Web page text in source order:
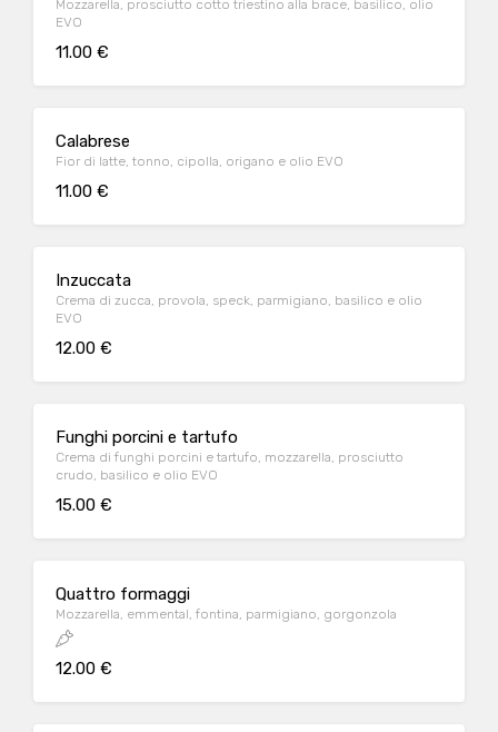
Mozzarella, prosciutto cotto triestino alla brace, basilico, olio
EVO
11.00 €
Calabrese
Fior di latte, tonno, cipolla, origano e olio EVO
11.00 €
Inzuccata
Crema di zucca, provola, speck, parmigiano, basilico e olio
EVO
12.00 €
Funghi porcini e tartufo
Crema di funghi porcini e tartufo, mozzarella, prosciutto
crudo, basilico e olio EVO
15.00 €
Quattro formaggi
Mozzarella, emmental, fontina, parmigiano, gorgonzola
12.00 €